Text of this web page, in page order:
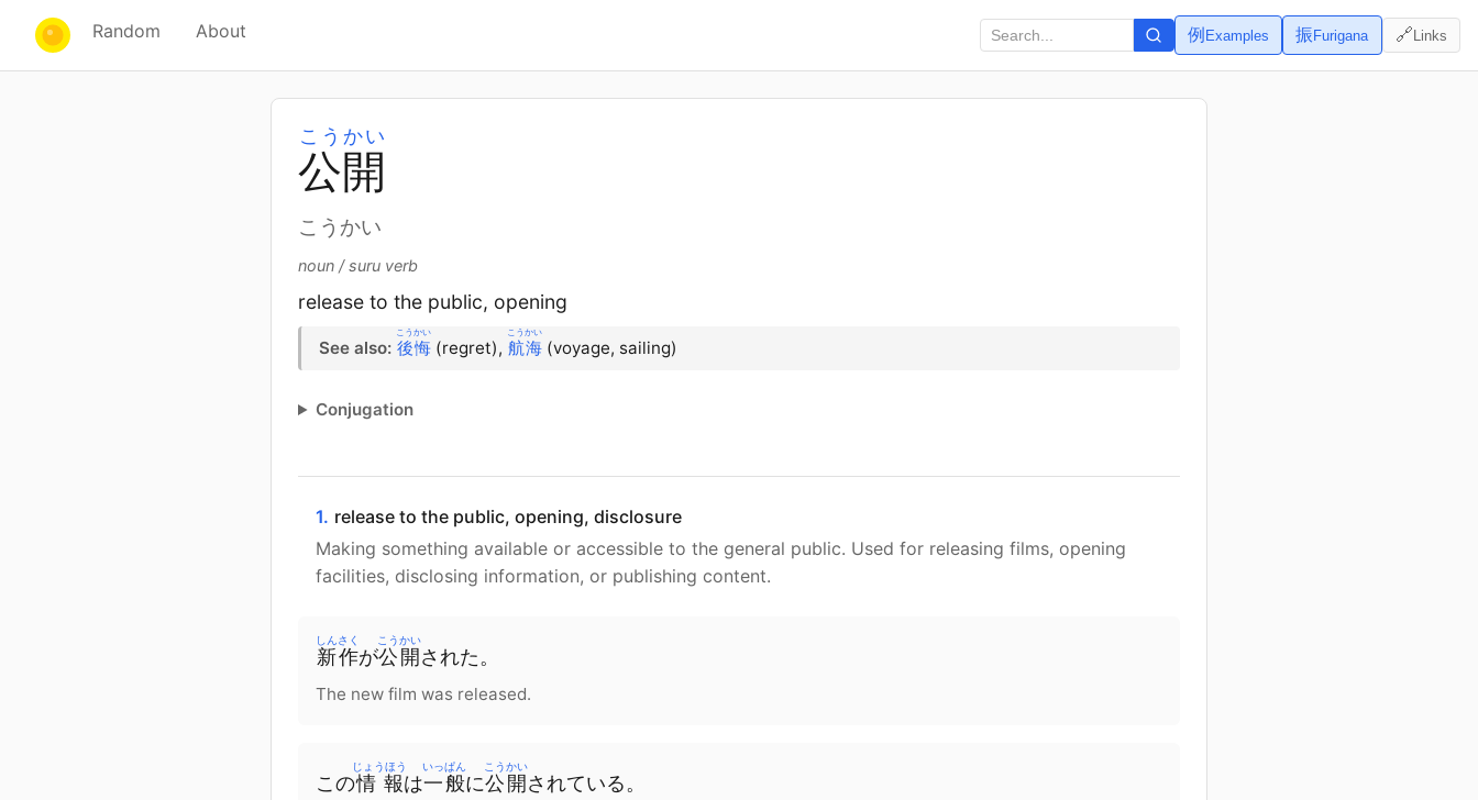
Random About 例 Examples 振Furigana 🔗Links
公開
こうかい
こうかい
noun / suru verb
release to the public, opening
See also: 後悔
こうかい
(regret), 航海
こうかい
(voyage, sailing)
Conjugation
1. release to the public, opening, disclosure
Making something available or accessible to the general public. Used for releasing films, opening
facilities, disclosing information, or publishing content.
新作
しんさく
が公開
こうかい
された。
The new film was released.
この情報
じょうほう
は一般
いっぱん
に公開
こうかい
されている。